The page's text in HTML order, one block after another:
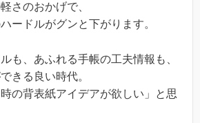
さのおかげで、
ードルがグンと下がります。
も、あふれる手帳の工夫情報も、
きる良い時代。
時の背表紙アイデアが欲しい」と思